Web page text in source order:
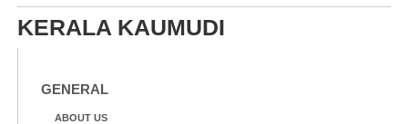
KERALA KAUMUDI
GENERAL
ABOUT US